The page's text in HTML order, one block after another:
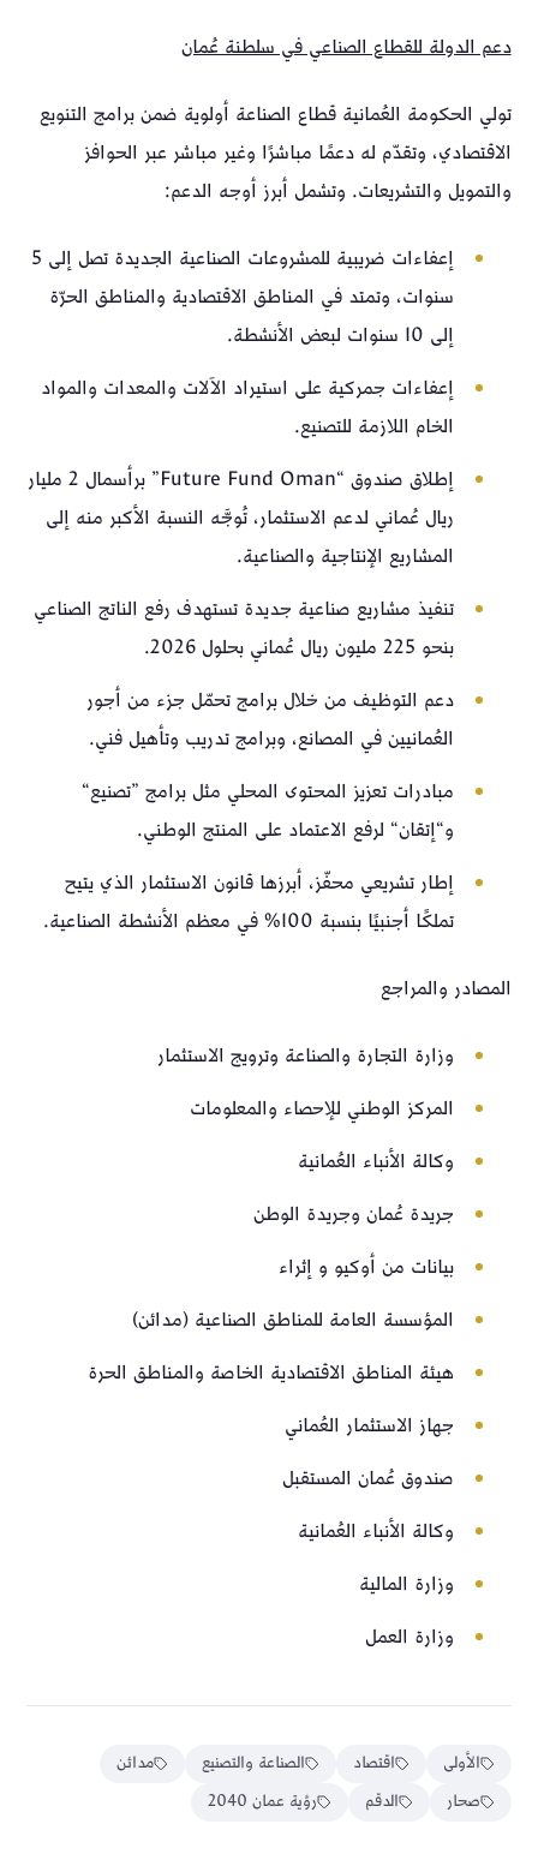
دعم الدولة للقطاع الصناعي في سلطنة عُمان
تولي الحكومة العُمانية قطاع الصناعة أولوية ضمن برامج التنويع
الاقتصادي، وتقدّم له دعمًا مباشرًا وغير مباشر عبر الحوافز
والتمويل والتشريعات. وتشمل أبرز أوجه الدعم:
إعفاءات ضريبية للمشروعات الصناعية الجديدة تصل إلى 5
سنوات، وتمتد في المناطق الاقتصادية والمناطق الحرّة
إلى 10 سنوات لبعض الأنشطة.
إعفاءات جمركية على استيراد الآلات والمعدات والمواد
الخام اللازمة للتصنيع.
إطلاق صندوق “Future Fund Oman” برأسمال 2 مليار
ريال عُماني لدعم الاستثمار، تُوجَّه النسبة الأكبر منه إلى
المشاريع الإنتاجية والصناعية.
تنفيذ مشاريع صناعية جديدة تستهدف رفع الناتج الصناعي
بنحو 225 مليون ريال عُماني بحلول 2026.
دعم التوظيف من خلال برامج تحمّل جزء من أجور
العُمانيين في المصانع، وبرامج تدريب وتأهيل فني.
مبادرات تعزيز المحتوى المحلي مثل برامج ”تصنيع“
و“إتقان“ لرفع الاعتماد على المنتج الوطني.
إطار تشريعي محفّز، أبرزها قانون الاستثمار الذي يتيح
تملكًا أجنبيًا بنسبة 100% في معظم الأنشطة الصناعية.
المصادر والمراجع
وزارة التجارة والصناعة وترويج الاستثمار
المركز الوطني للإحصاء والمعلومات
وكالة الأنباء العُمانية
جريدة عُمان وجريدة الوطن
بيانات من أوكيو و إثراء
المؤسسة العامة للمناطق الصناعية (مدائن)
هيئة المناطق الاقتصادية الخاصة والمناطق الحرة
جهاز الاستثمار العُماني
صندوق عُمان المستقبل
وكالة الأنباء العُمانية
وزارة المالية
وزارة العمل
الأولى اقتصاد الصناعة والتصنيع
مدائن
صحار
الدقم رؤية عمان 2040